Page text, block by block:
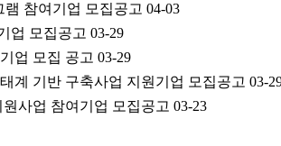
참여기업 모집공고 04-03
업 모집공고 03-29
업 모집 공고 03-29
계 기반 구축사업 지원기업 모집공고 03-
사업 참여기업 모집공고 03-23